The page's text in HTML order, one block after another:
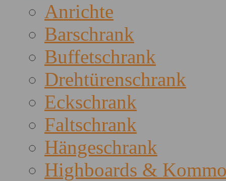
Anrichte
Barschrank
Buffetschrank
Drehtürenschrank
Eckschrank
Faltschrank
Hängeschrank
Highboards &